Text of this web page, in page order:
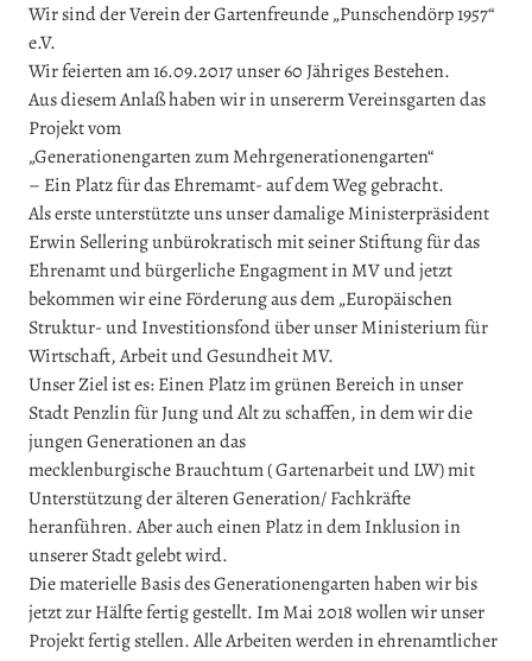
Wir sind der Verein der Gartenfreunde „Punschendörp 1957“
e.V.
Wir feierten am 16.09.2017 unser 60 Jähriges Bestehen.
Aus diesem Anlaß haben wir in unsererm Vereinsgarten das
Projekt vom
„Generationengarten zum Mehrgenerationengarten“
– Ein Platz für das Ehremamt- auf dem Weg gebracht.
Als erste unterstützte uns unser damalige Ministerpräsident
Erwin Sellering unbürokratisch mit seiner Stiftung für das
Ehrenamt und bürgerliche Engagment in MV und jetzt
bekommen wir eine Förderung aus dem „Europäischen
Struktur- und Investitionsfond über unser Ministerium für
Wirtschaft, Arbeit und Gesundheit MV.
Unser Ziel ist es: Einen Platz im grünen Bereich in unser
Stadt Penzlin für Jung und Alt zu schaffen, in dem wir die
jungen Generationen an das
mecklenburgische Brauchtum ( Gartenarbeit und LW) mit
Unterstützung der älteren Generation/ Fachkräfte
heranführen. Aber auch einen Platz in dem Inklusion in
unserer Stadt gelebt wird.
Die materielle Basis des Generationengarten haben wir bis
jetzt zur Hälfte fertig gestellt. Im Mai 2018 wollen wir unser
Projekt fertig stellen. Alle Arbeiten werden in ehrenamtlicher